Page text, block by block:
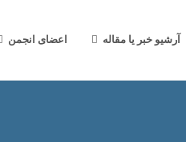
آرشیو خبر یا مقاله اعضای انجمن